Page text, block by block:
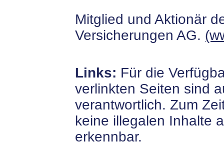
Mitglied und Aktionär
Versicherungen AG.
Links: Für die
verlinkten Seiten sind
verantwortlich. Zum
keine illegalen Inhalte
erkennbar.